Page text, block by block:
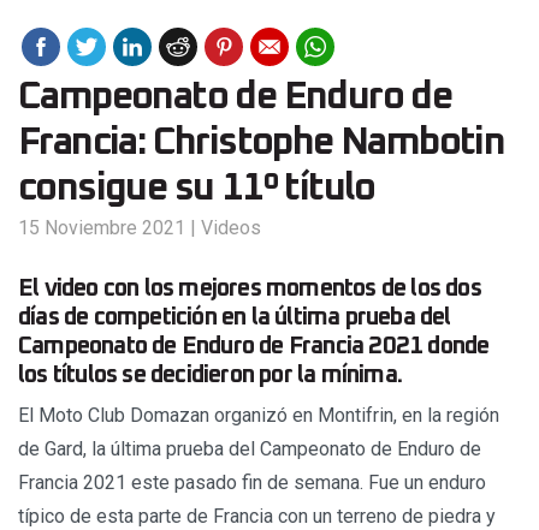
Campeonato de Enduro de
Francia: Christophe Nambotin
consigue su 11º título
15 Noviembre 2021 | Videos
El video con los mejores momentos de los dos
días de competición en la última prueba del
Campeonato de Enduro de Francia 2021 donde
los títulos se decidieron por la mínima.
El Moto Club Domazan organizó en Montifrin, en la región
de Gard, la última prueba del Campeonato de Enduro de
Francia 2021 este pasado fin de semana. Fue un enduro
típico de esta parte de Francia con un terreno de piedra y